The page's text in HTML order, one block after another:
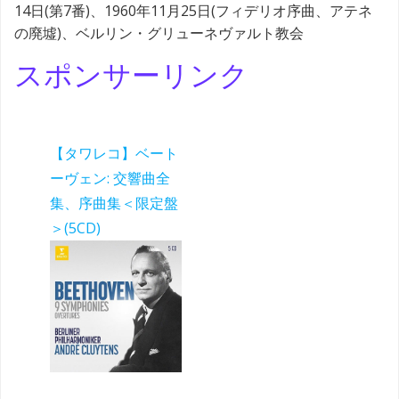
14日(第7番)、1960年11月25日(フィデリオ序曲、アテネ
の廃墟)、ベルリン・グリューネヴァルト教会
スポンサーリンク
【タワレコ】ベート
ーヴェン: 交響曲全
集、序曲集＜限定盤
＞(5CD)